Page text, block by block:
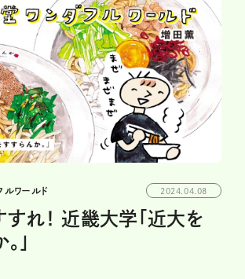
ルワールド 2024.04.08
すれ！ 近畿大学「近大を
」